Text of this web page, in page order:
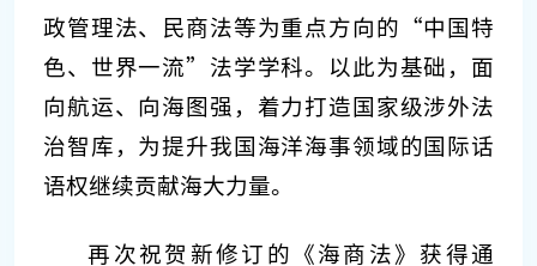
政管理法、民商法等为重点方向的“中国特
色、世界一流”法学学科。以此为基础，面
向航运、向海图强，着力打造国家级涉外法
治智库，为提升我国海洋海事领域的国际话
语权继续贡献海大力量。
再次祝贺新修订的《海商法》获得通